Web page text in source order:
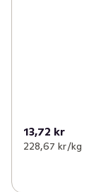
13,72 kr
228,67 kr /kg